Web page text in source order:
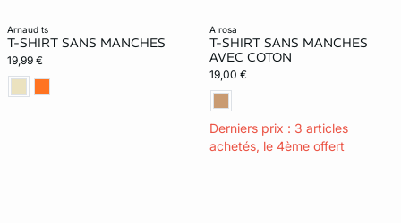
arnaud ts
T-SHIRT SANS MANCHES
19,99 €
a rosa
T-SHIRT SANS MANCHES
AVEC COTON
19,00 €
Derniers prix : 3 articles
achetés, le 4ème offert